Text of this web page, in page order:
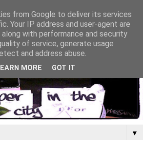
▼
from Google to deliver its services
Your IP address and user-agent are
with performance and security
of service, generate usage
and address abuse.
MORE GOT IT